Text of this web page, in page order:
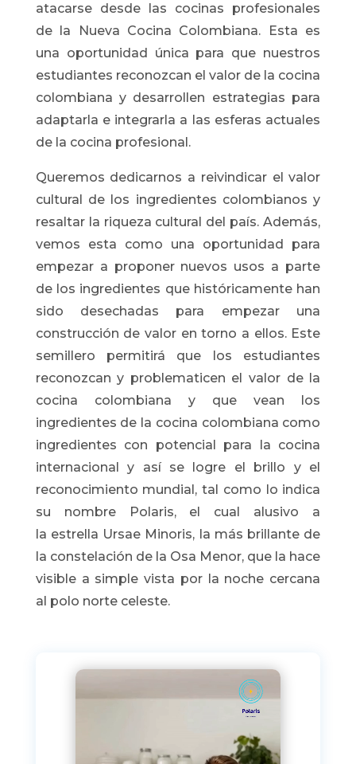
atacarse desde las cocinas profesionales
de la Nueva Cocina Colombiana. Esta es
una oportunidad única para que nuestros
estudiantes reconozcan el valor de la cocina
colombiana y desarrollen estrategias para
adaptarla e integrarla a las esferas actuales
de la cocina profesional.
Queremos dedicarnos a reivindicar el valor
cultural de los ingredientes colombianos y
resaltar la riqueza cultural del país. Además,
vemos esta como una oportunidad para
empezar a proponer nuevos usos a parte
de los ingredientes que históricamente han
sido desechadas para empezar una
construcción de valor en torno a ellos. Este
semillero permitirá que los estudiantes
reconozcan y problematicen el valor de la
cocina colombiana y que vean los
ingredientes de la cocina colombiana como
ingredientes con potencial para la cocina
internacional y así se logre el brillo y el
reconocimiento mundial, tal como lo indica
su nombre Polaris, el cual alusivo a
la estrella Ursae Minoris, la más brillante de
la constelación de la Osa Menor, que la hace
visible a simple vista por la noche cercana
al polo norte celeste.